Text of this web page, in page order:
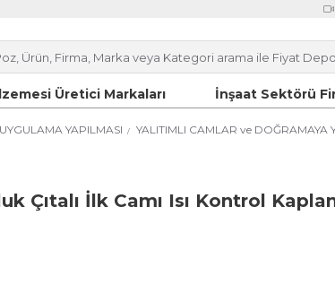
Üretici Markaları İnşaat Sektörü
YAPILMASI
YALITIMLI CAMLAR ve DOĞRAMAYA
Çıtalı İlk Camı Isı Kontrol